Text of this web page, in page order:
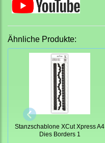
Ähnliche Produkte:
Stanzschablone XCut Xpress A4
Dies Borders 1